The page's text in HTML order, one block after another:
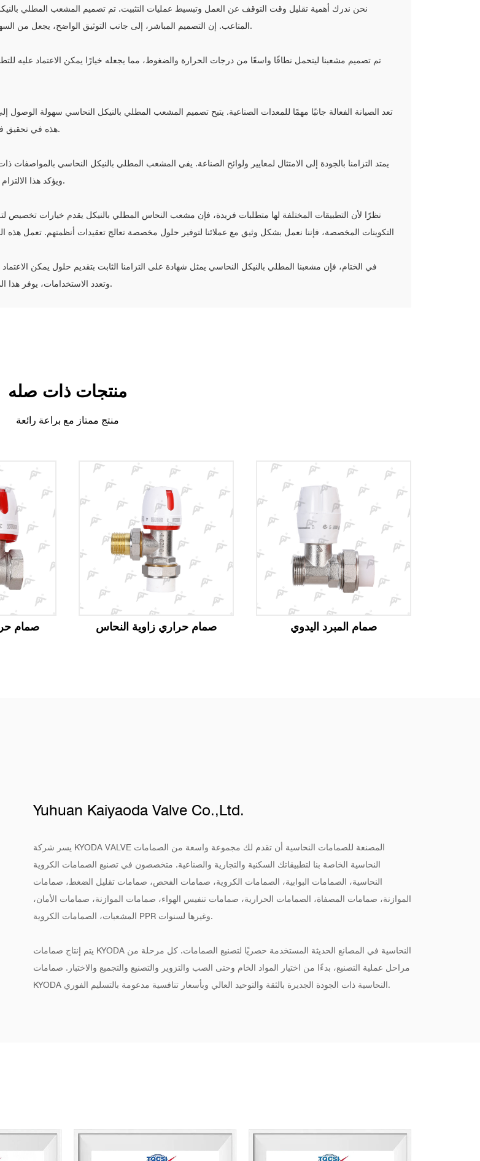
نحن ندرك أهمية تقليل وقت التوقف عن العمل وتبسيط عمليات التثبيت. تم تصميم المشعب المطلي
المتاعب. إن التصميم المباشر، إلى جانب التوثيق الواضح، يجعل من السهل على الفنيين دمج المشعب في الأنظمة الحالية دون تعقيدات غير ضرورية.
تم تصميم مشعبنا ليتحمل نطاقًا واسعًا من درجات الحرارة والضغوط، مما يجعله خيارًا يمكن الاعتماد عليه
تعد الصيانة الفعالة جانبًا مهمًا للمعدات الصناعية. يتيح تصميم المشعب المطلي بالنيكل النحاسي سهولة
هذه في تحقيق فعالية التكلفة الإجمالية للمنتج، مما يقلل من الوقت والموارد اللازمة للصيانة.
يمتد التزامنا بالجودة إلى الامتثال لمعايير ولوائح الصناعة. يفي المشعب المطلي بالنيكل النحاسي بالمواصفات
ويؤكد هذا الالتزام بمعايير الصناعة تفانينا في تقديم المنتجات التي تلبي متطلبات الجودة العالية.
نظرًا لأن التطبيقات المختلفة لها متطلبات فريدة، فإن مشعب النحاس المطلي بالنيكل يقدم خيارات تخصيص
التكوينات المخصصة، فإننا نعمل بشكل وثيق مع عملائنا لتوفير حلول مخصصة تعالج تعقيدات أنظمتهم. تعمل
في الختام، فإن مشعبنا المطلي بالنيكل النحاسي يمثل شهادة على التزامنا الثابت بتقديم حلول يمكن
وتعدد الاستخدامات، يوفر هذا المشعب خيارًا موثوقًا به للشركات التي تبحث عن مكون قوي وفعال لأنظمتها.
منتجات ذات صله
منتج ممتاز مع براعة رائعة
صمام صمام حراري زاوية النحاس صمام المبرد اليدوي
Yuhuan Kaiyaoda Valve Co.,Ltd.
يسر شركة KYODA VALVE المصنعة للصمامات النحاسية أن تقدم لك مجموعة واسعة من الصمامات
النحاسية الخاصة بنا لتطبيقاتك السكنية والتجارية والصناعية. متخصصون في تصنيع الصمامات الكروية
النحاسية، الصمامات البوابية، الصمامات الكروية، صمامات الفحص، صمامات تقليل الضغط، صمامات
الموازنة، صمامات المصفاة، الصمامات الحرارية، صمامات تنفيس الهواء، صمامات الموازنة، صمامات الأمان،
المشعبات، الصمامات الكروية PPR وغيرها لسنوات.
يتم إنتاج صمامات KYODA النحاسية في المصانع الحديثة المستخدمة حصريًا لتصنيع الصمامات. كل مرحلة من
مراحل عملية التصنيع، بدءًا من اختيار المواد الخام وحتى الصب والتزوير والتصنيع والتجميع والاختبار. صمامات
KYODA النحاسية ذات الجودة الجديرة بالثقة والتوحيد العالي وبأسعار تنافسية مدعومة بالتسليم الفوري.